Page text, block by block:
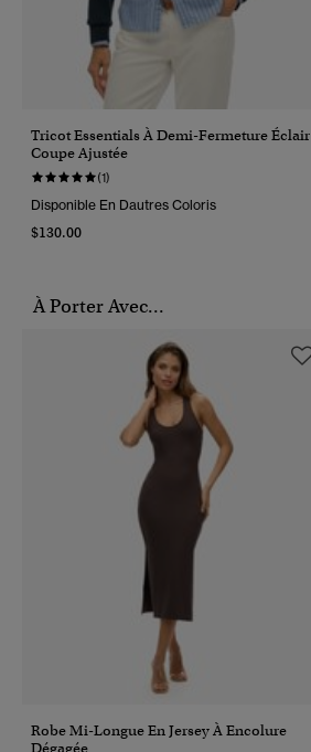
Tricot Essentials À Demi-Fermeture Éclair
Coupe Ajustée
(1)
Disponible En Dautres Coloris
$130.00
À Porter Avec...
Robe Mi-Longue En Jersey À Encolure
Dégagée